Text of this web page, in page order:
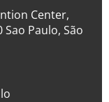
Center,
Paulo, São